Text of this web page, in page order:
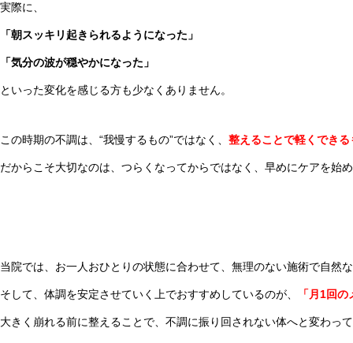
実際に、
「朝スッキリ起きられるようになった」
「気分の波が穏やかになった」
といった変化を感じる方も少なくありません。
この時期の不調は、“我慢するもの”ではなく、 整えることで軽くできる
だからこそ大切なのは、つらくなってからではなく、早めにケアを始
当院では、お一人おひとりの状態に合わせて、無理のない施術で自然
そして、体調を安定させていく上でおすすめしているのが、 「月1回
大きく崩れる前に整えることで、不調に振り回されない体へと変わっ